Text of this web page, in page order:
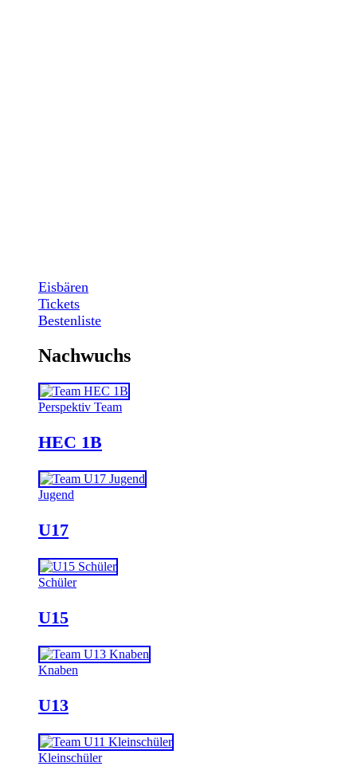
Eisbären
Tickets
Bestenliste
Nachwuchs
Perspektiv Team
HEC 1B
Jugend
U17
Schüler
U15
Knaben
U13
Kleinschüler